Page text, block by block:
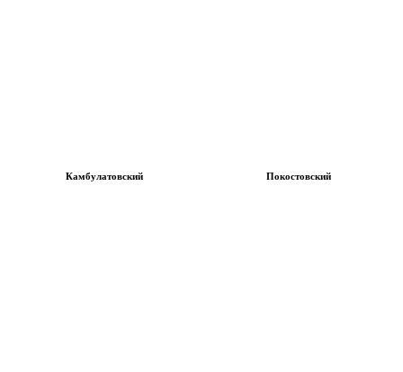
Камбулатовский Покостовский